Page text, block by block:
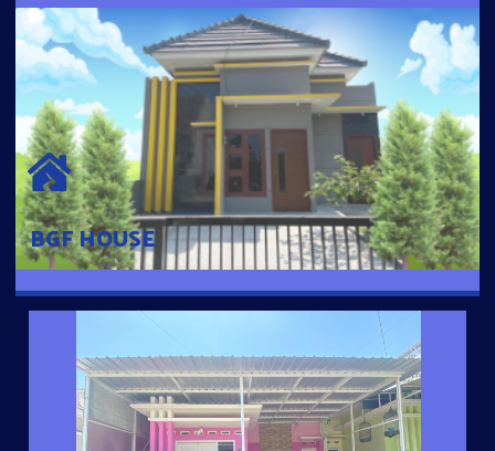
BGF HOUSE
BGF HOUSE
Hunian Mewah Pusat Kota dengan fasilitas Free Desain, Dapur,
Parkir Mobil dengan 3 Kamar Tidur dan 2 Kamar Mandi.
GRIYA ASRI BOGORAN